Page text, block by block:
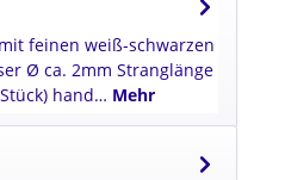
feinen weiß-schwarzen
Ø ca. 2mm Stranglänge
hand… Mehr